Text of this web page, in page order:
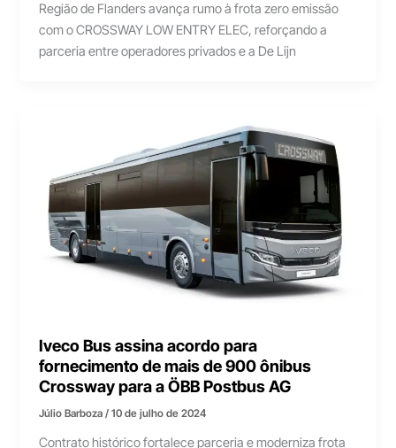
Região de Flanders avança rumo à frota zero emissão
com o CROSSWAY LOW ENTRY ELEC, reforçando a
parceria entre operadores privados e a De Lijn
Iveco Bus assina acordo para
fornecimento de mais de 900 ônibus
Crossway para a ÖBB Postbus AG
Júlio Barboza/10 de julho de 2024
Contrato histórico fortalece parceria e moderniza frota